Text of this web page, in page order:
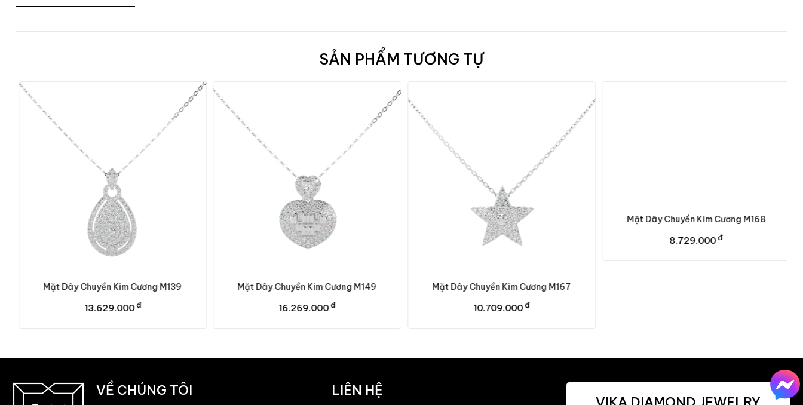
SẢN PHẨM TƯƠNG TỰ
Mặt Dây Chuyền Kim Cương M139
13.629.000đ
Mặt Dây Chuyền Kim Cương M149
16.269.000đ
Mặt Dây Chuyền Kim Cương M167
10.709.000đ
VỀ CHÚNG TÔI LIÊN HỆ